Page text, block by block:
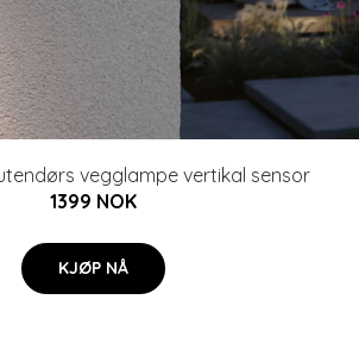
vegglampe vertikal sensor
1399 NOK
KJØP NÅ